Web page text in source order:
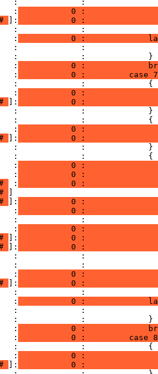
:             :
:
0 :
]:
0 :
:             :
:
0 :
:             :
:             :             }
:
0 :
:
0 :         case
:             :             {
:
0 :
]:
0 :
:             :             }
:             :             {
:
0 :
]:
0 :
:             :             }
:             :             {
:
0 :
:
0 :
:
0 :
]:
0 :
:
0 :
:             :
:
0 :
]:
0 :
]:
0 :
:             :
:             :
:
0 :
]:
0 :
:             :
:
0 :
:             :
:             :             }
:
0 :
:
0 :         case
:             :             {
:
0 :
]:
0 :